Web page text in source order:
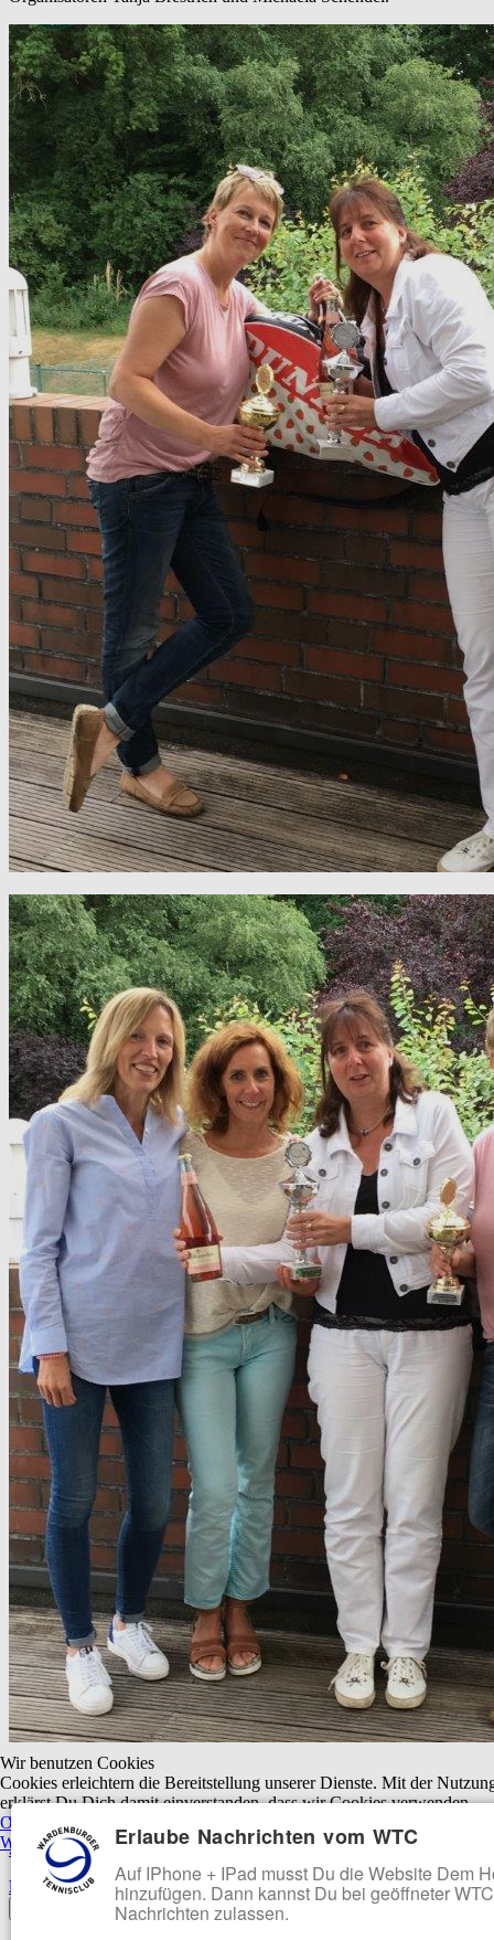
Platzhalter
Impressum
Sitemap
Datenschutzerklärung
Off-Canvas Toggle
Wir benutzen Cookies
Cookies erleichtern die Bereitstellung unserer Dienste. Mit der
erklärst Du Dich damit einverstanden, dass wir Cookies verwenden.
OK
Ablehnen
Weitere Informationen|Impressum
Erlaube Nachrichten vom WTC
Auf IPhone + IPad musst Du die Website Dem
hinzufügen. Dann kannst Du bei geöffneter
Nachrichten zulassen.